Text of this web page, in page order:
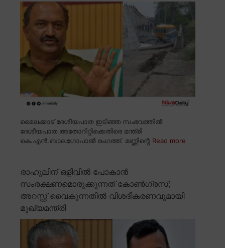
മൈലക്കാട് ദേശീയപാത ഇടിഞ്ഞ സംഭവത്തിൽ
ദേശീയപാത അതോറിറ്റിക്കെതിരെ മന്ത്രി
കെ.എൻ.ബാലഗോപാൽ രംഗത്ത്. മണ്ണിന്റെ Read more
രാഹുലിന് ഒളിവിൽ പോകാൻ
സംരക്ഷണമൊരുക്കുന്നത് കോൺഗ്രസ്;
അറസ്റ്റ് വൈകുന്നതിൽ വിശദീകരണവുമായി
മുഖ്യമന്ത്രി